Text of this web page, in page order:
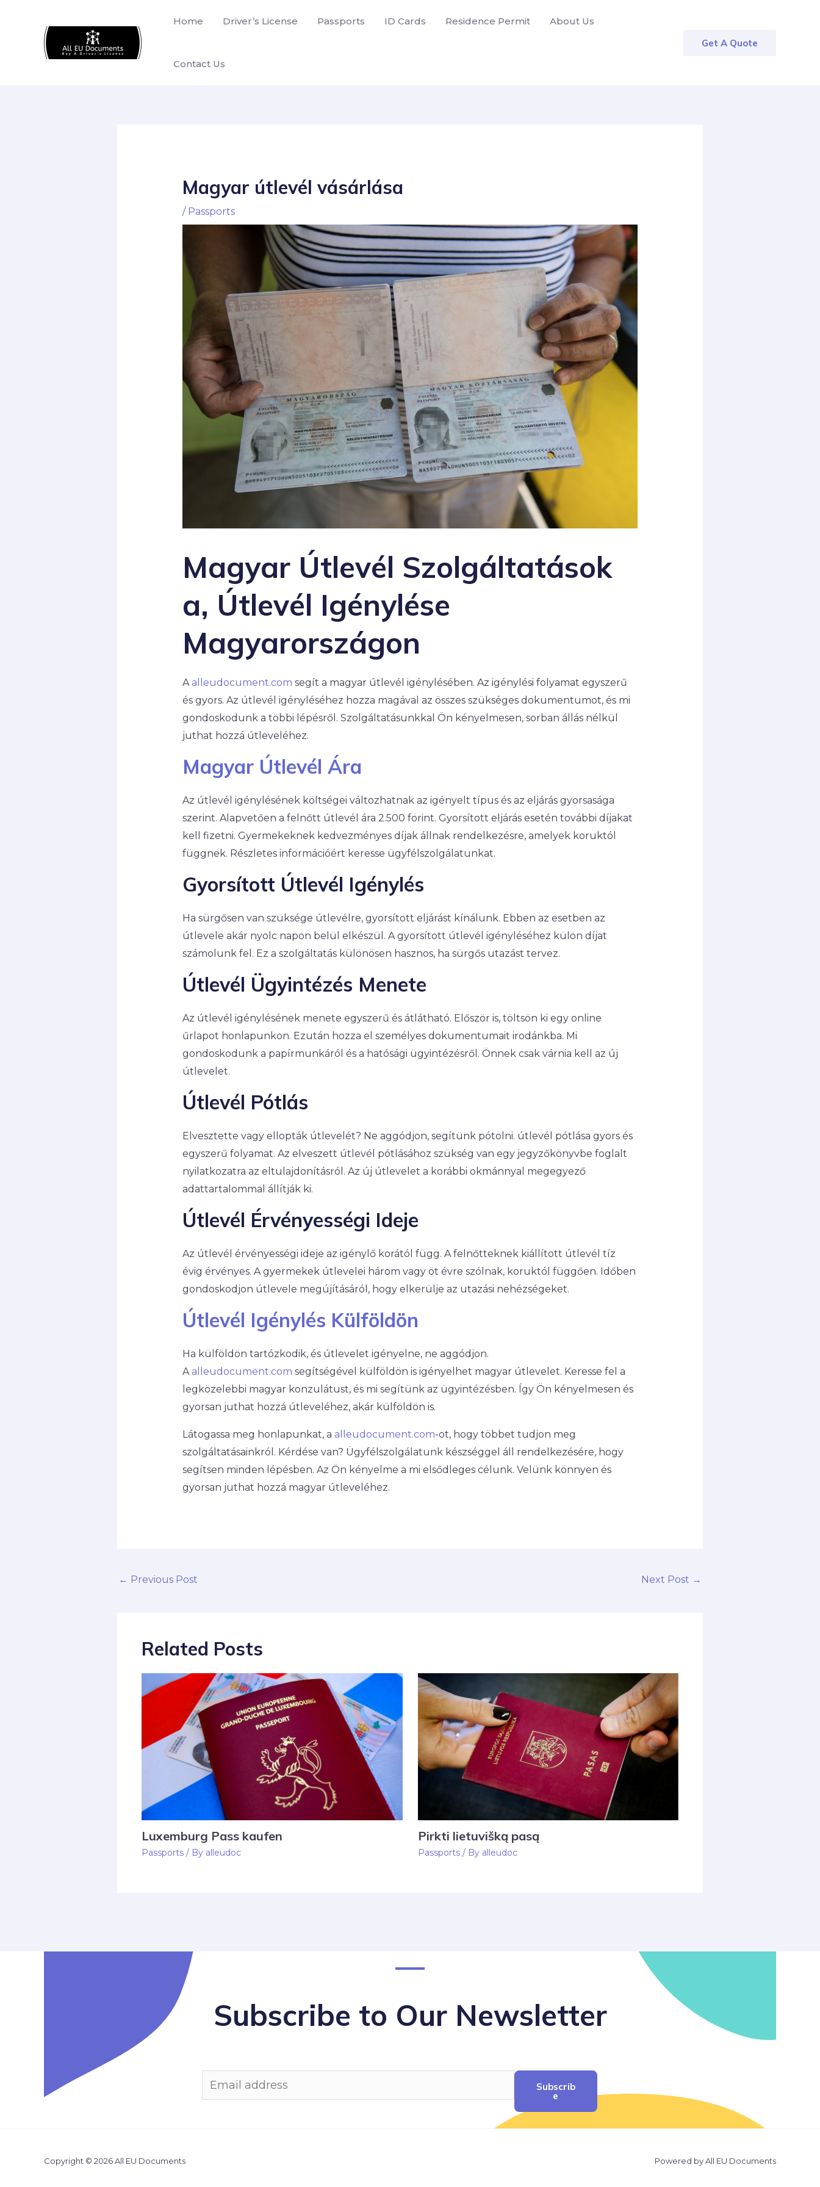
Home Driver’s License Passports ID Cards Residence Permit About Us
Contact Us
Get A Quote
Magyar útlevél vásárlása
/ Passports
Magyar Útlevél Szolgáltatások
a, Útlevél Igénylése
Magyarországon
A alleudocument.com segít a magyar útlevél igénylésében. Az igénylési folyamat egyszerű
és gyors. Az útlevél igényléséhez hozza magával az összes szükséges dokumentumot, és mi
gondoskodunk a többi lépésről. Szolgáltatásunkkal Ön kényelmesen, sorban állás nélkül
juthat hozzá útleveléhez.
Magyar Útlevél Ára
Az útlevél igénylésének költségei változhatnak az igényelt típus és az eljárás gyorsasága
szerint. Alapvetően a felnőtt útlevél ára 2.500 forint. Gyorsított eljárás esetén további díjakat
kell fizetni. Gyermekeknek kedvezményes díjak állnak rendelkezésre, amelyek koruktól
függnek. Részletes információért keresse ügyfélszolgálatunkat.
Gyorsított Útlevél Igénylés
Ha sürgősen van szüksége útlevélre, gyorsított eljárást kínálunk. Ebben az esetben az
útlevele akár nyolc napon belül elkészül. A gyorsított útlevél igényléséhez külön díjat
számolunk fel. Ez a szolgáltatás különösen hasznos, ha sürgős utazást tervez.
Útlevél Ügyintézés Menete
Az útlevél igénylésének menete egyszerű és átlátható. Először is, töltsön ki egy online
űrlapot honlapunkon. Ezután hozza el személyes dokumentumait irodánkba. Mi
gondoskodunk a papírmunkáról és a hatósági ügyintézésről. Önnek csak várnia kell az új
útlevelet.
Útlevél Pótlás
Elvesztette vagy ellopták útlevelét? Ne aggódjon, segítünk pótolni. útlevél pótlása gyors és
egyszerű folyamat. Az elveszett útlevél pótlásához szükség van egy jegyzőkönyvbe foglalt
nyilatkozatra az eltulajdonításról. Az új útlevelet a korábbi okmánnyal megegyező
adattartalommal állítják ki.
Útlevél Érvényességi Ideje
Az útlevél érvényességi ideje az igénylő korától függ. A felnőtteknek kiállított útlevél tíz
évig érvényes. A gyermekek útlevelei három vagy öt évre szólnak, koruktól függően. Időben
gondoskodjon útlevele megújításáról, hogy elkerülje az utazási nehézségeket.
Útlevél Igénylés Külföldön
Ha külföldön tartózkodik, és útlevelet igényelne, ne aggódjon.
A alleudocument.com segítségével külföldön is igényelhet magyar útlevelet. Keresse fel a
legközelebbi magyar konzulátust, és mi segítünk az ügyintézésben. Így Ön kényelmesen és
gyorsan juthat hozzá útleveléhez, akár külföldön is.
Látogassa meg honlapunkat, a alleudocument.com-ot, hogy többet tudjon meg
szolgáltatásainkról. Kérdése van? Ügyfélszolgálatunk készséggel áll rendelkezésére, hogy
segítsen minden lépésben. Az Ön kényelme a mi elsődleges célunk. Velünk könnyen és
gyorsan juthat hozzá magyar útleveléhez.
← Previous Post Next Post →
Related Posts
Luxemburg Pass kaufen
Passports / By alleudoc
Pirkti lietuvišką pasą
Passports/ By alleudoc
Subscribe to Our Newsletter
Subscrib
E
Copyright © 2026 All EU Documents Powered by All EU Documents